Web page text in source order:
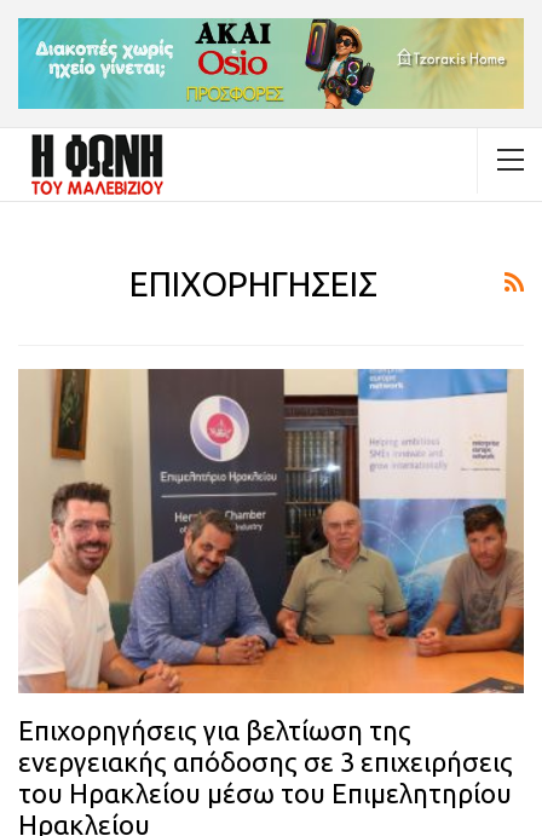
ΕΠΙΧΟΡΗΓΗΣΕΙΣ
Επιχορηγήσεις για βελτίωση της
ενεργειακής απόδοσης σε 3 επιχειρήσεις
του Ηρακλείου μέσω του Επιμελητηρίου
Ηρακλείου